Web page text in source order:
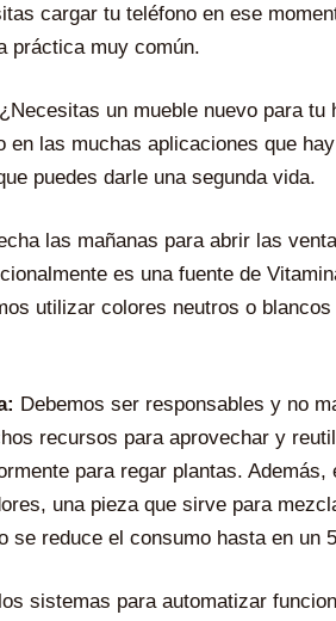
cargar tu teléfono en ese
práctica muy común.
¿Necesitas un mueble nuevo para
en las muchas aplicaciones que
puedes darle una segunda vida.
las mañanas para abrir las
es una fuente de
utilizar colores neutros o
Debemos ser responsables y no
recursos para aprovechar y
para regar plantas.
una pieza que sirve para
se reduce el consumo hasta en un
sistemas para automatizar